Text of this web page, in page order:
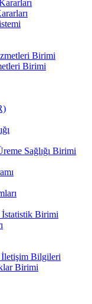
Birimi
Birimi
Sağlığı Birimi
İstatistik Birimi
İletişim Bilgileri
Birimi